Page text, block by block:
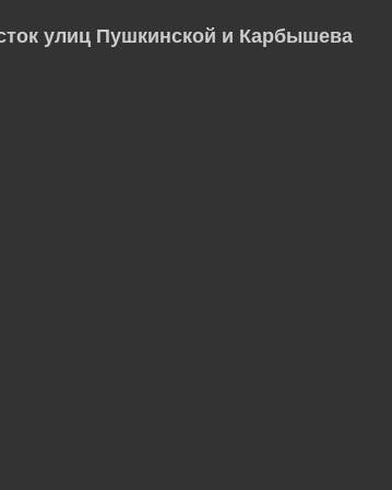
улиц Пушкинской и Карбышева